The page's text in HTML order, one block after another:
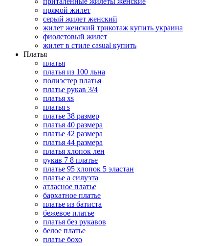
прямой жилет
серый жилет женский
жилет женский трикотаж купить украина
фиолетовый жилет
жилет в стиле casual купить
Платья
платья
платья из 100 льна
полиэстер платья
платье рукав 3/4
платья xs
платья s
платье 38 размер
платья 40 размера
платье 42 размера
платья 44 размера
платья хлопок лен
рукав 7 8 платье
платье 95 хлопок 5 эластан
платье а силуэта
атласное платье
бархатное платье
платье из батиста
бежевое платье
платья без рукавов
белое платье
платье бохо